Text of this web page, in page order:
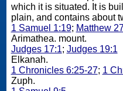
which it is situated. It is built on a rising ground, on a rich
plain, and contains about
1 Samuel 1:19; Matthew
Arimathea. mount.
Judges 17:1; Judges 19:1
Elkanah.
1 Chronicles 6:25-27; 1
Zuph.